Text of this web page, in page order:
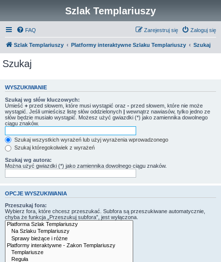
Szlak Templariuszy
FAQ Zaloguj się
Zarejestruj się
Szlak Templariuszy Platformy interaktywne Szlaku Templariuszy Szukaj
Szukaj
WYSZUKIWANIE
Szukaj wg słów kluczowych:
Umieść + przed słowem, które musi wystąpić oraz - przed słowem, które nie może
wystąpić. Jeśli umieścisz listę słów oddzielonych | wewnątrz nawiasów, tylko jedno ze
słów będzie musiało wystąpić. Możesz użyć gwiazdki (*) jako zamiennika dowolnego
ciągu znaków.
Szukaj wszystkich wyrażeń lub użyj wyrażenia wprowadzonego
Szukaj któregokolwiek z wyrażeń
Szukaj wg autora:
Można użyć gwiazdki (*) jako zamiennika dowolnego ciągu znaków.
OPCJE WYSZUKIWANIA
Przeszukaj fora:
Wybierz fora, które chcesz przeszukać. Subfora są przeszukiwane automatycznie,
chyba że funkcja „Przeszukuj subfora”, jest wyłączona.